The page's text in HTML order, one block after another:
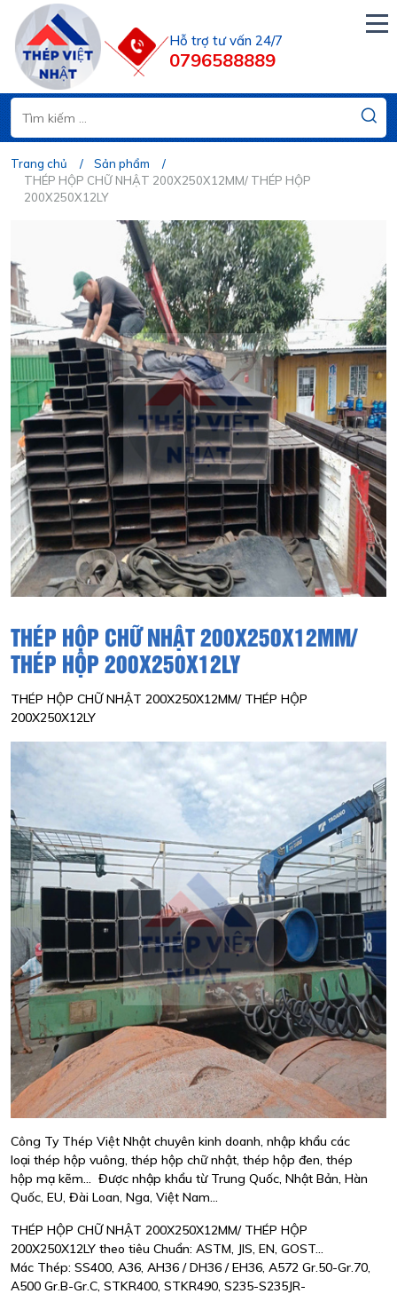
Hỗ trợ tư vấn 24/7
0796588889
Trang chủ
Sản phẩm
THÉP HỘP CHỮ NHẬT 200X250X12MM/ THÉP HỘP
200X250X12LY
THÉP HỘP CHỮ NHẬT 200X250X12MM/
THÉP HỘP 200X250X12LY
THÉP HỘP CHỮ NHẬT 200X250X12MM/ THÉP HỘP
200X250X12LY
Công Ty Thép Việt Nhật chuyên kinh doanh, nhập khẩu các
loại thép hộp vuông, thép hộp chữ nhật, thép hộp đen, thép
hộp mạ kẽm... Được nhập khẩu từ Trung Quốc, Nhật Bản, Hàn
Quốc, EU, Đài Loan, Nga, Việt Nam...
THÉP HỘP CHỮ NHẬT 200X250X12MM/ THÉP HỘP
200X250X12LY theo tiêu Chuẩn: ASTM, JIS, EN, GOST...
Mác Thép: SS400, A36, AH36 / DH36 / EH36, A572 Gr.50-Gr.70,
A500 Gr.B-Gr.C, STKR400, STKR490, S235-S235JR-